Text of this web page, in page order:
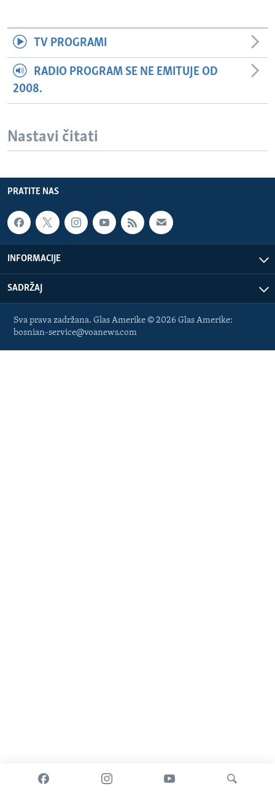
TV PROGRAMI
RADIO PROGRAM SE NE EMITUJE OD
2008.
Nastavi čitati
PRATITE NAS
INFORMACIJE
SADRŽAJ
Sva prava zadržana. Glas Amerike © 2026 Glas Amerike:
bosnian-service@voanews.com